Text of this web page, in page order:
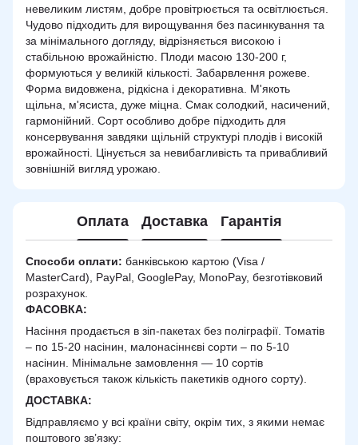
невеликим листям, добре провітрюється та освітлюється.
Чудово підходить для вирощування без пасинкування та
за мінімального догляду, відрізняється високою і
стабільною врожайністю. Плоди масою 130-200 г,
формуються у великій кількості. Забарвлення рожеве.
Форма видовжена, рідкісна і декоративна. М'якоть
щільна, м'ясиста, дуже міцна. Смак солодкий, насичений,
гармонійний. Сорт особливо добре підходить для
консервування завдяки щільній структурі плодів і високій
врожайності. Цінується за невибагливість та привабливий
зовнішній вигляд урожаю.
Оплата Доставка Гарантія
Способи оплати: банківською картою (Visa /
MasterCard), PayPal, GooglePay, MonoPay, безготівковий
розрахунок.
ФАСОВКА:
Насіння продається в зіп-пакетах без поліграфії. Томатів
– по 15-20 насінин, малонасіннєві сорти – по 5-10
насінин. Мінімальне замовлення — 10 сортів
(враховується також кількість пакетиків одного сорту).
ДОСТАВКА:
Відправляємо у всі країни світу, окрім тих, з якими немає
поштового зв’язку: